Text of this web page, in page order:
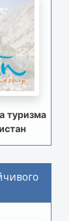
туризма